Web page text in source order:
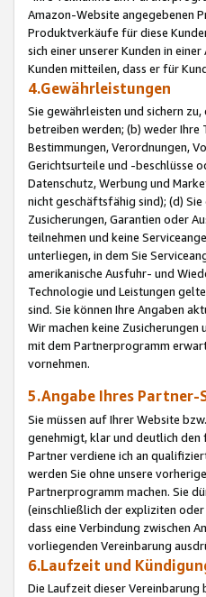
Amazon-Website angegebenen
Produktverkäufe für diese
sich einer unserer Kunden in
Kunden mitteilen, dass er für
4.Gewährleistungen
Sie gewährleisten und sichern
betreiben werden; (b) weder
Bestimmungen, Verordnungen,
Gerichtsurteile und -beschlüsse
Datenschutz, Werbung und
nicht geschäftsfähig sind); (d)
Zusicherungen, Garantien oder
teilnehmen und keine
unterliegen, in dem Sie
amerikanische Ausfuhr- und
Technologie und Leistungen
sind. Sie können Ihre Angaben
Wir machen keine
mit dem Partnerprogramm
vornehmen.
5.Angabe Ihres Partner-
Sie müssen auf Ihrer Website
genehmigt, klar und deutlich den
Partner verdiene ich an
werden Sie ohne unsere
Partnerprogramm machen. Sie
(einschließlich der expliziten
dass eine Verbindung zwischen
vorliegenden Vereinbarung
6.Laufzeit und
Die Laufzeit dieser Vereinbarung